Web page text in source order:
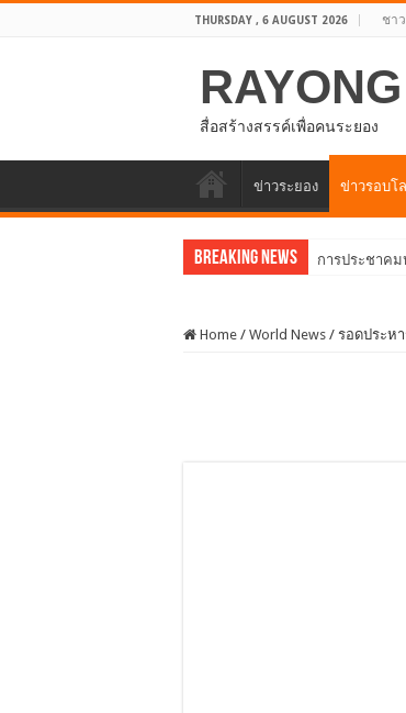
THURSDAY , 6 AUGUST 2026 ชา
สื่อสร้างสรรค์เพื่อคนระยอง
ข่าวระยอง ข่าวรอบโ
Breaking News การประชาค
อบจ.ระยองต้
Home / World News / รอดประห